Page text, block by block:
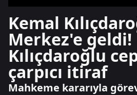
Kemal
Merkez'e geldi!
Kılıçdaroğlu
çarpıcı itiraf
Mahkeme kararıyla